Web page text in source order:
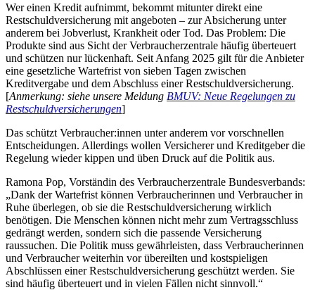
Wer einen Kredit aufnimmt, bekommt mitunter direkt eine
Restschuldversicherung mit angeboten – zur Absicherung unter
anderem bei Jobverlust, Krankheit oder Tod. Das Problem: Die
Produkte sind aus Sicht der Verbraucherzentrale häufig überteuert
und schützen nur lückenhaft. Seit Anfang 2025 gilt für die Anbieter
eine gesetzliche Wartefrist von sieben Tagen zwischen
Kreditvergabe und dem Abschluss einer Restschuldversicherung.
[Anmerkung: siehe unsere Meldung BMUV: Neue Regelungen zu
Restschuldversicherungen]
Das schützt Verbraucher:innen unter anderem vor vorschnellen
Entscheidungen. Allerdings wollen Versicherer und Kreditgeber die
Regelung wieder kippen und üben Druck auf die Politik aus.
Ramona Pop, Vorständin des Verbraucherzentrale Bundesverbands:
„Dank der Wartefrist können Verbraucherinnen und Verbraucher in
Ruhe überlegen, ob sie die Restschuldversicherung wirklich
benötigen. Die Menschen können nicht mehr zum Vertragsschluss
gedrängt werden, sondern sich die passende Versicherung
raussuchen. Die Politik muss gewährleisten, dass Verbraucherinnen
und Verbraucher weiterhin vor übereilten und kostspieligen
Abschlüssen einer Restschuldversicherung geschützt werden. Sie
sind häufig überteuert und in vielen Fällen nicht sinnvoll.“